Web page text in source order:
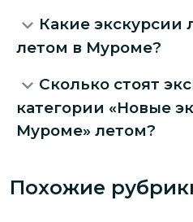
Какие экскурсии
летом в Муроме?
Сколько стоят
категории «Новые
Муроме» летом?
Похожие